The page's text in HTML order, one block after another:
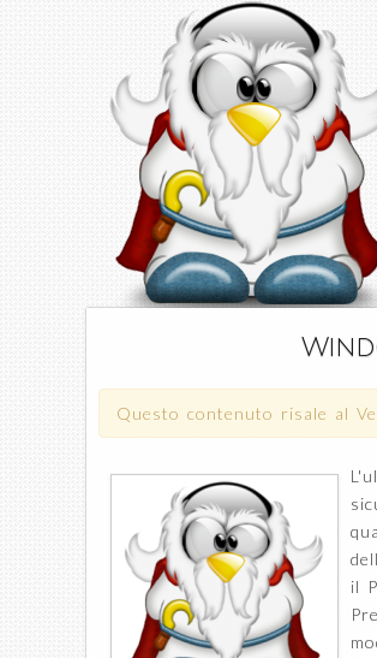
Questo contenuto risale al
il